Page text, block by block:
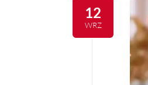
12
WRZ